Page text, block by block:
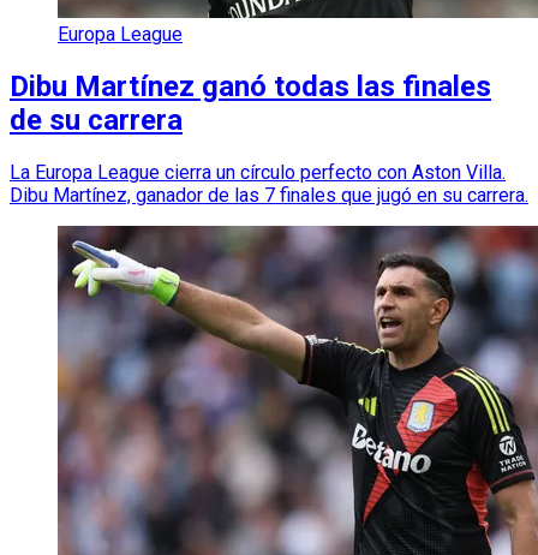
Europa League
Dibu Martínez ganó todas las finales
de su carrera
La Europa League cierra un círculo perfecto con Aston Villa.
Dibu Martínez, ganador de las 7 finales que jugó en su carrera.